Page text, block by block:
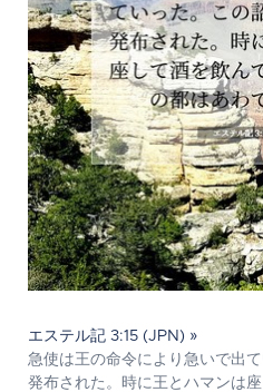
エステル記 3:15 (JPN) »
急使は王の命令により急いで出
発布された。時に王とハマンは